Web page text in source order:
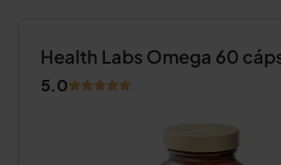
Health Labs Omega 60
5.0